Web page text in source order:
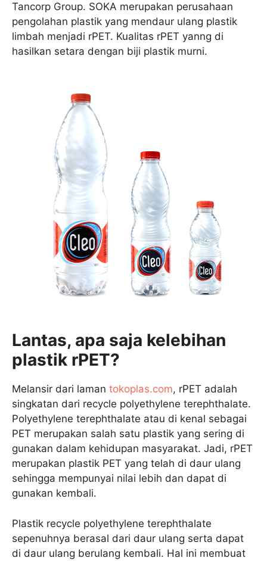
Tancorp Group. SOKA merupakan perusahaan
pengolahan plastik yang mendaur ulang plastik
limbah menjadi rPET. Kualitas rPET yanng di
hasilkan setara dengan biji plastik murni.
Lantas, apa saja kelebihan
plastik rPET?
Melansir dari laman tokoplas.com, rPET adalah
singkatan dari recycle polyethylene terephthalate.
Polyethylene terephthalate atau di kenal sebagai
PET merupakan salah satu plastik yang sering di
gunakan dalam kehidupan masyarakat. Jadi, rPET
merupakan plastik PET yang telah di daur ulang
sehingga mempunyai nilai lebih dan dapat di
gunakan kembali.
Plastik recycle polyethylene terephthalate
sepenuhnya berasal dari daur ulang serta dapat
di daur ulang berulang kembali. Hal ini membuat